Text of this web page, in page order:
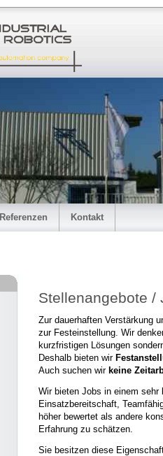
Referenzen Kontakt
Stellenangebote /
Zur dauerhaften Verstärkung
zur Festeinstellung. Wir
kurzfristigen Lösungen
Deshalb bieten wir
Auch suchen wir keine
Wir bieten Jobs in einem sehr
Einsatzbereitschaft,
höher bewertet als andere
Erfahrung zu schätzen.
Sie besitzen diese